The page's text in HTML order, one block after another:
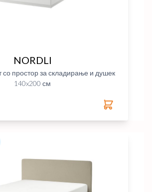
NORDLI
со простор за складирање и душек
140x200 см